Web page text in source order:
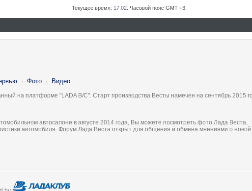
Текущее время: 17:02 . Часовой пояс GMT +3.
· Фото · Видео
на платформе "LADA B/C". Старт производства Весты намечен на сентябрь 2015
автосалоне в августе 2014 года, Вы можете посмотреть фото Лада Веста,
автомобиля. Форум Лада Веста открыт для общения и обмена мнениями о новой